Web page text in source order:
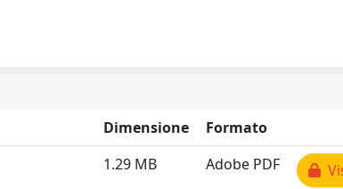
Dimensione
Formato
1.29 MB Adobe PDF